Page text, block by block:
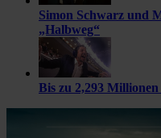
Simon Schwarz und
„Halbweg“
Bis zu 2,293